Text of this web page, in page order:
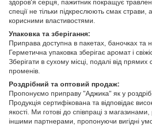
здоров'я серця, пажитник покращує
спеції не тільки підкреслюють смак страви,
корисними властивостями.
Упаковка та зберігання:
Приправа доступна в пакетах, баночках та
Герметична упаковка зберігає аромат і
Зберігати в сухому місці, подалі від прямих
променів.
Роздрібний та оптовий продаж:
Пропонуємо приправу "Аджика" як у роздріб,
Продукція сертифікована та відповідає
якості. Ми готові до співпраці з
іншими партнерами, пропонуючи вигідні